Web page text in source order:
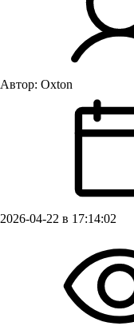
Автор: Oxton
2026-04-22 в 17:14:02